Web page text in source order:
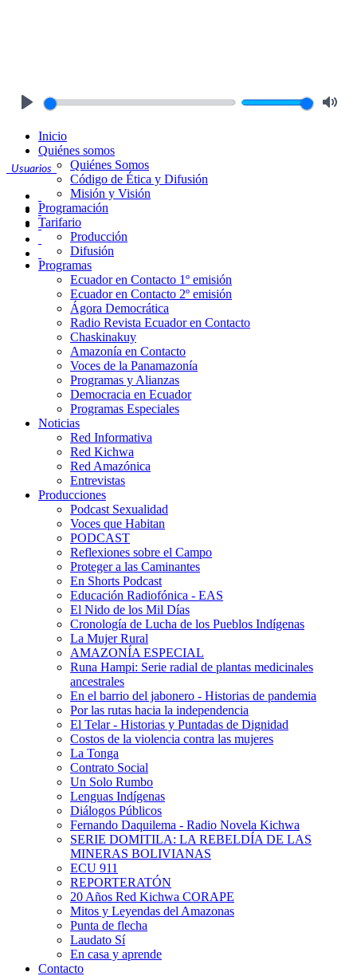
Usuarios
Inicio
Quiénes somos
Quiénes Somos
Código de Ética y Difusión
Misión y Visión
Programación
Tarifario
Producción
Difusión
Programas
Ecuador en Contacto 1º emisión
Ecuador en Contacto 2º emisión
Ágora Democrática
Radio Revista Ecuador en Contacto
Chaskinakuy
Amazonía en Contacto
Voces de la Panamazonía
Programas y Alianzas
Democracia en Ecuador
Programas Especiales
Noticias
Red Informativa
Red Kichwa
Red Amazónica
Entrevistas
Producciones
Podcast Sexualidad
Voces que Habitan
PODCAST
Reflexiones sobre el Campo
Proteger a las Caminantes
En Shorts Podcast
Educación Radiofónica - EAS
El Nido de los Mil Días
Cronología de Lucha de los Pueblos Indígenas
La Mujer Rural
AMAZONÍA ESPECIAL
Runa Hampi: Serie radial de plantas medicinales
ancestrales
En el barrio del jabonero - Historias de pandemia
Por las rutas hacia la independencia
El Telar - Historias y Puntadas de Dignidad
Costos de la violencia contra las mujeres
La Tonga
Contrato Social
Un Solo Rumbo
Lenguas Indígenas
Diálogos Públicos
Fernando Daquilema - Radio Novela Kichwa
SERIE DOMITILA: LA REBELDÍA DE LAS
MINERAS BOLIVIANAS
ECU 911
REPORTERATÓN
20 Años Red Kichwa CORAPE
Mitos y Leyendas del Amazonas
Punta de flecha
Laudato Sí
En casa y aprende
Contacto